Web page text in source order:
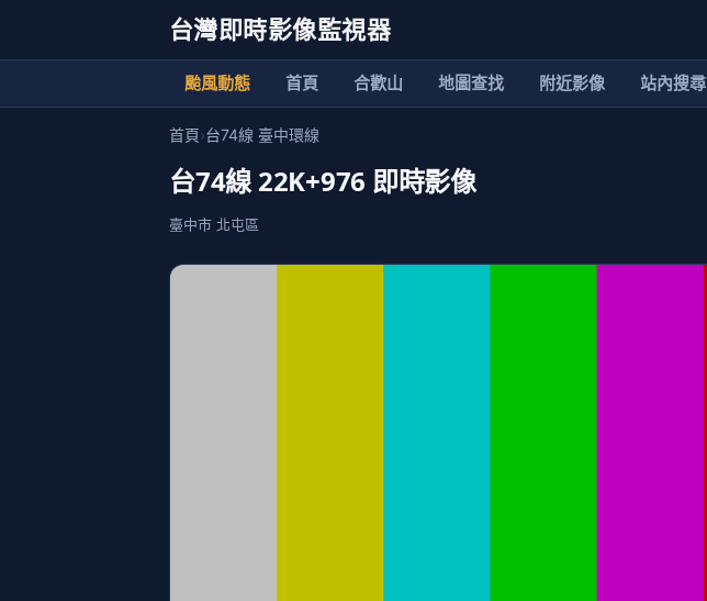
台灣即時影像監視器
颱風動態 首頁 合歡山 地圖查找 附近影像 站內搜尋
首頁›台74線 臺中環線
台74線 22K+976 即時影像
臺中市 北屯區